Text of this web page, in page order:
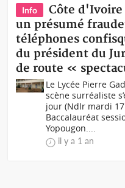
Info
Côte d'Ivoire
un présumé
téléphones
du président du
de route «
Le Lycée Pierre
scène surréaliste
jour (Ndlr mardi
Baccalauréat
Yopougon....
il y a 1 an